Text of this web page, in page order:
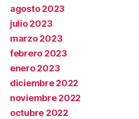
agosto 2023
julio 2023
marzo 2023
febrero 2023
enero 2023
diciembre 2022
noviembre 2022
octubre 2022